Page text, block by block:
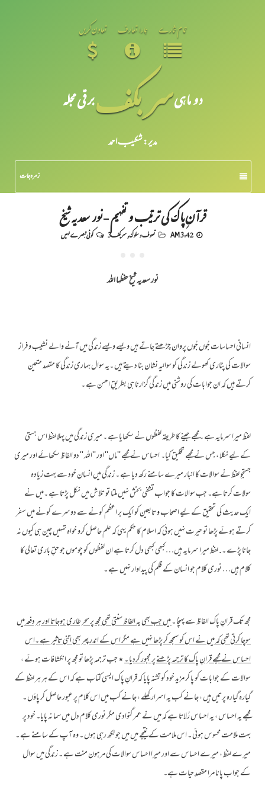
تمام شمارے ہمارا تعارف تعاون کریں
دو ماہیسر بکفبرقی مجلہ
مدیر: شکیبـ احمد
زمرہ جات
قرآنِ پاک کی ترتیب و تفہیم - نور سعدیہ شیخ
3:42 AM تصوف و سلوک,سربکف3 کوئی تبصرے نہیں
نور سعدیہ شیخ حفظہا اللہ
انسانی احساسات جُوں جُوں پروان چڑھتے جاتے ہیں ویسے ویسے زندگی میں آنے والے نشیب و فراز
سوالات کی پٹاری کھولے زندگی کو سوالیہ نشان بنا دیتے ہیں ۔یہ سوال ہماری زندگی کا مقصد متعین
کرتے ہیں کہ ان جوابات کی روشنی میں زندگی گزارنا ہی بطریقِ احسن ہے ۔
لفظ میرا سرمایہ ہے ۔مجھے جینے کا طریقہ لفظوں نے سکھایا ہے ۔ میری زندگی میں پہلا لفظ اس ہستی
کے لیے نکلا ، جس نے مجھے تخلیق کیا۔ احساس نے مجھے ''ماں'' اور ''اللہ '' دو الفاظ سکھائے اور میری
جستجوِ لفظ نے سوالات کا انبار میرے سامنے رکھ دیا ہے ۔ زندگی میں انسان خود سے بہت زیادہ
سولات کرتا ہے۔ جب سوالات کا جواب تشفی بخش نہیں ملتا تو تلاش میں نکل پڑتا ہے ۔میں نے
ایک حدیث کی تحقیق کے لیے اصحاب و تابعین کو ایک بر اعظم کونے سے دوسرے کونے میں سفر
کرتے ہوئے پڑھا تو حیرت نہیں ہوئی کہ اسلام کا حکم یہی کہ علم حاصل کرو خواہ تمہیں چین ہی کیوں نہ
جانا پڑے ۔ . لفظ میرا سرمایہ ہیں… کبھی کبھی دل کرتا ہے ان لفظوں کو چوموں جو حقِ باری تعالی کا
کلام ہیں… نوری کلام جو انسان کے قلم کی پیداوار نہیں ہے ۔
مجھ تک قرانِ پاک الفاظ سے پہنچا ۔میں جب بھی یہ الفاظ سنتی تھی مجھ پر سحر طاری ہوجاتا اور ہر دفعہ میں
سوچا کرتی تھی کہ میں نے اس کو سمجھ کر پڑھا نہیں ہے مگر اس کے اندر پھر بھی اتنی تاثیر ہے ۔اس
احساس نے مجھے قرانِ پاک کا ترجمہ پڑھنے پر مجبور کردیا ۔٭ جب ترجمہ پڑھا تو مجھ پر انکشافات ہوئے ،
سوالات کے جوابات کو پا کر مزید خود کو تشنہ پایا کہ قرانِ پاک ایسی کتاب ہے کہ اس کے ہر ہر لفظ کے
گیارہ گیارہ پرتیں ہیں ، جانے کب یہ اسرار کھلے ، جانے کب میں اس کلام پر عبور حاصل کر پاؤں ۔
مجھے یہ احساس ، یہ احساس رُلاتا ہے کہ میں نے عمر گنوادی مگر نوری کلام دل میں سما نہ پایا۔ خود پر
بہت ملامت محسوس ہوئی ۔ اس ملامت کے نتیجے میں میں جو لکھ رہی ہوں ۔ وہ آپ کے سامنے ہے ۔
میرے لفظ ، میرے احساس سے اور میرا احساس سوالات کی مرہون منت ہے ۔ زندگی میں سوال
کے جواب پانا مرا مقصدِ حیات ہے۔